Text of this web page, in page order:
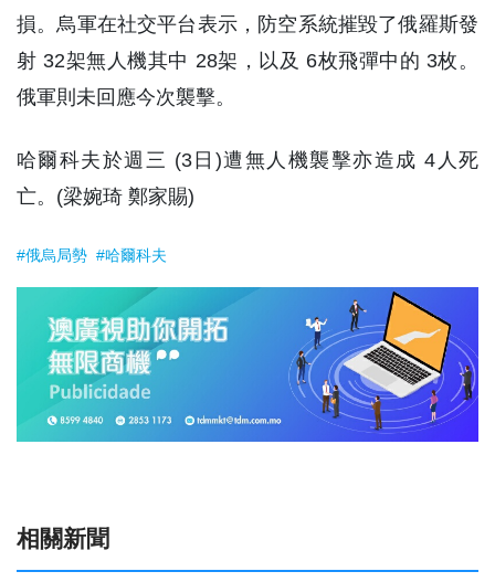
損。烏軍在社交平台表示，防空系統摧毀了俄羅斯發
射 32架無人機其中 28架，以及 6枚飛彈中的 3枚。
俄軍則未回應今次襲擊。
哈爾科夫於週三 (3日)遭無人機襲擊亦造成 4人死
亡。(梁婉琦 鄭家賜)
#俄烏局勢 #哈爾科夫
相關新聞